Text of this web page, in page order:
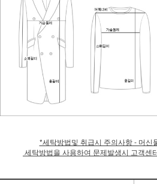
*세탁방법및 취급시 주의사항 - 머신
세탁방법을 사용하여 문제발생시 고객센